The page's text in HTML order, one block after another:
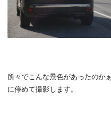
所々でこんな景色があったのか
に停めて撮影します。